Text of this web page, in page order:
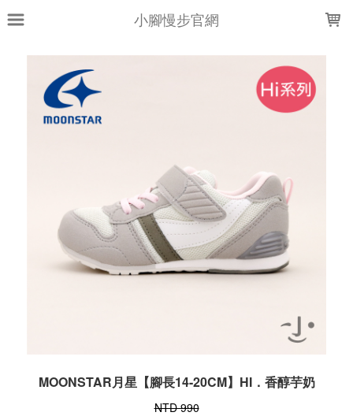
小腳慢步官網
MOONSTAR月星【腳長14-20CM】HI．香醇芋奶
NTD 990